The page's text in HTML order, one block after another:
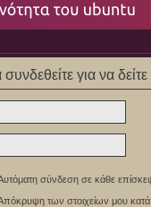
για να
σύνδεση σε κάθε
των στοιχείων μου κατά